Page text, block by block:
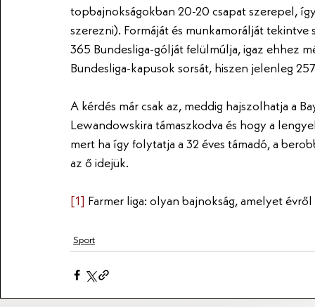
topbajnokságokban 20-20 csapat szerepel,
szerezni). Formáját és munkamorálját
365 Bundesliga-gólját felülmúlja, igaz ehhez
Bundesliga-kapusok sorsát, hiszen jelenleg
A kérdés már csak az, meddig hajszolhatja a
Lewandowskira támaszkodva és hogy a
mert ha így folytatja a 32 éves támadó, a
az ő idejük.
[1] Farmer liga: olyan bajnokság, amelyet
Sport